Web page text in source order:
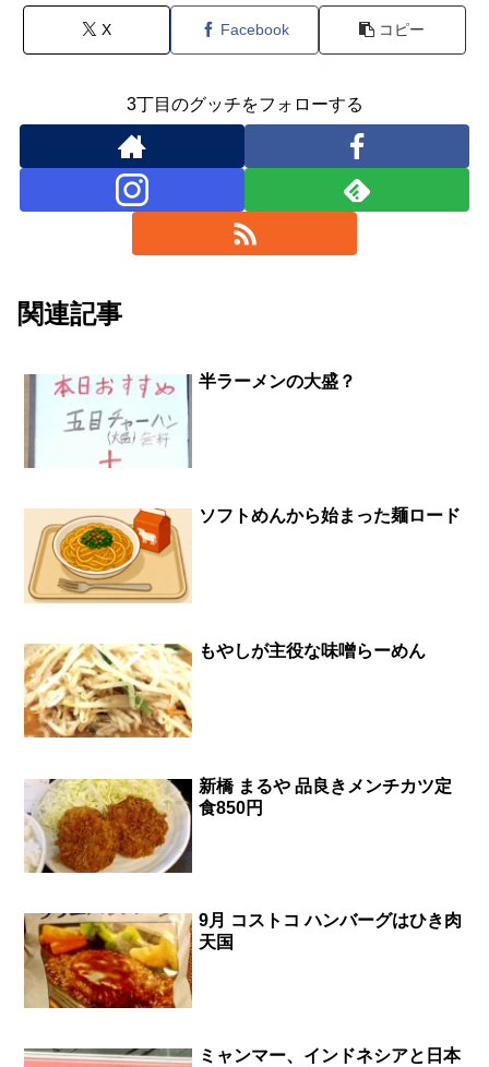
X Facebook コピー
3丁目のグッチをフォローする
関連記事
半ラーメンの大盛？
ソフトめんから始まった麺ロード
もやしが主役な味噌らーめん
新橋 まるや 品良きメンチカツ定
食850円
9月 コストコ ハンバーグはひき肉
天国
ミャンマー、インドネシアと日本